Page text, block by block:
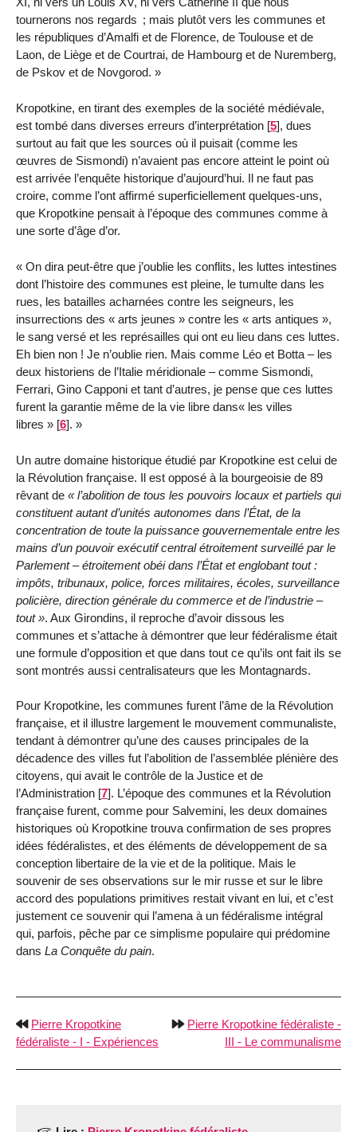
tournerons nos regards ; mais plutôt vers les communes et
les républiques d’Amalfi et de Florence, de Toulouse et de
Laon, de Liège et de Courtrai, de Hambourg et de Nuremberg,
de Pskov et de Novgorod.
Kropotkine, en tirant des exemples de la société médiévale,
est tombé dans diverses erreurs d’interprétation [5], dues
surtout au fait que les sources où il puisait (comme les
œuvres de Sismondi) n’avaient pas encore atteint le point où
est arrivée l’enquête historique d’aujourd’hui. Il ne faut pas
croire, comme l’ont affirmé superficiellement quelques-uns,
que Kropotkine pensait à l’époque des communes comme à
une sorte d’âge d’or.
On dira peut-être que j’oublie les conflits, les luttes intestines
dont l’histoire des communes est pleine, le tumulte dans les
rues, les batailles acharnées contre les seigneurs, les
insurrections des « arts jeunes » contre les « arts antiques »,
le sang versé et les représailles qui ont eu lieu dans ces luttes.
Eh bien non ! Je n’oublie rien. Mais comme Léo et Botta – les
deux historiens de l’Italie méridionale – comme Sismondi,
Ferrari, Gino Capponi et tant d’autres, je pense que ces luttes
furent la garantie même de la vie libre dans« les villes
libres » [6].
Un autre domaine historique étudié par Kropotkine est celui de
la Révolution française. Il est opposé à la bourgeoisie de 89
rêvant de
l’abolition de tous les pouvoirs locaux et partiels qui
constituent autant d’unités autonomes dans l’État, de la
concentration de toute la puissance gouvernementale entre les
mains d’un pouvoir exécutif central étroitement surveillé par le
Parlement – étroitement obéi dans l’État et englobant tout :
impôts, tribunaux, police, forces militaires, écoles, surveillance
policière, direction générale du commerce et de l’industrie –
tout
. Aux Girondins, il reproche d’avoir dissous les
communes et s’attache à démontrer que leur fédéralisme était
une formule d’opposition et que dans tout ce qu’ils ont fait ils se
sont montrés aussi centralisateurs que les Montagnards.
Pour Kropotkine, les communes furent l’âme de la Révolution
française, et il illustre largement le mouvement communaliste,
tendant à démontrer qu’une des causes principales de la
décadence des villes fut l’abolition de l’assemblée plénière des
citoyens, qui avait le contrôle de la Justice et de
l’Administration [7]. L’époque des communes et la Révolution
française furent, comme pour Salvemini, les deux domaines
historiques où Kropotkine trouva confirmation de ses propres
idées fédéralistes, et des éléments de développement de sa
conception libertaire de la vie et de la politique. Mais le
souvenir de ses observations sur le mir russe et sur le libre
accord des populations primitives restait vivant en lui, et c’est
justement ce souvenir qui l’amena à un fédéralisme intégral
qui, parfois, pêche par ce simplisme populaire qui prédomine
dans La Conquête du pain.
Pierre Kropotkine
fédéraliste - I - Expériences
Pierre Kropotkine fédéraliste -
III - Le communalisme